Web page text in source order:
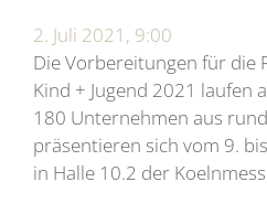
2. Juli 2021, 9:00
Die Vorbereitungen für die
Kind + Jugend 2021 laufen
180 Unternehmen aus
präsentieren sich vom 9.
in Halle 10.2 der